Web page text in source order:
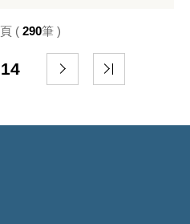
14
頁 ( 290筆 )